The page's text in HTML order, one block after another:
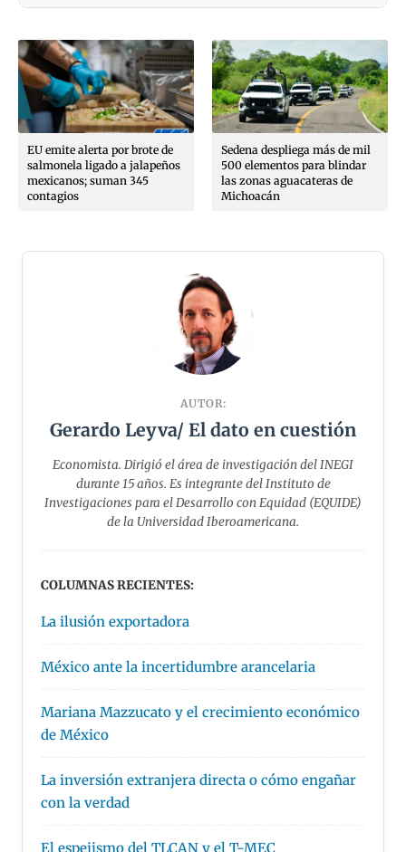
EU emite alerta por brote de
salmonela ligado a jalapeños
mexicanos; suman 345
contagios
Sedena despliega más de mil
500 elementos para blindar
las zonas aguacateras de
Michoacán
AUTOR:
Gerardo Leyva/ El dato en cuestión
Economista. Dirigió el área de investigación del INEGI
durante 15 años. Es integrante del Instituto de
Investigaciones para el Desarrollo con Equidad (EQUIDE)
de la Universidad Iberoamericana.
COLUMNAS RECIENTES:
La ilusión exportadora
México ante la incertidumbre arancelaria
Mariana Mazzucato y el crecimiento económico
de México
La inversión extranjera directa o cómo engañar
con la verdad
El espejismo del TLCAN y el T-MEC